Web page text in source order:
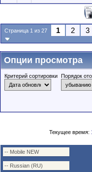
Страница 1 из 27 1 2 3
Опции просмотра
Критерий сортировки Порядок
Текущее время: